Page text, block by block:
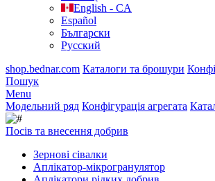
English - CA
Español
Български
Русский
shop.bednar.com Каталоги та брошури
Пошук
Menu
Модельний ряд Конфігурація агрегата
Посів та внесення добрив
Зернові сівалки
Аплікатор-мікрогранулятор